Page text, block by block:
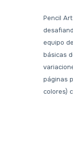
Pencil
equipo
básicas
páginas
colores)